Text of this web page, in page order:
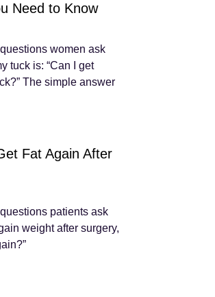
Need to Know
women ask
tuck is: “Can I get
The simple answer
Fat Again After
patients ask
weight after surgery,